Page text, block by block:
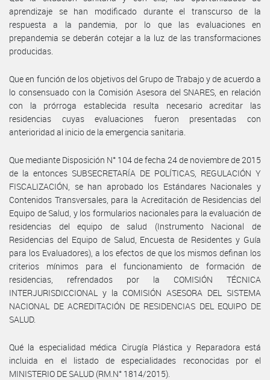
aprendizaje se han modificado durante el transcurso de la
respuesta a la pandemia, por lo que las evaluaciones en
prepandemia se deberán cotejar a la luz de las transformaciones
producidas.
Que en función de los objetivos del Grupo de Trabajo y de acuerdo a
lo consensuado con la Comisión Asesora del SNARES, en relación
con la prórroga establecida resulta necesario acreditar las
residencias cuyas evaluaciones fueron presentadas con
anterioridad al inicio de la emergencia sanitaria.
Que mediante Disposición N° 104 de fecha 24 de noviembre de 2015
de la entonces SUBSECRETARÍA DE POLÍTICAS, REGULACIÓN Y
FISCALIZACIÓN, se han aprobado los Estándares Nacionales y
Contenidos Transversales, para la Acreditación de Residencias del
Equipo de Salud, y los formularios nacionales para la evaluación de
residencias del equipo de salud (Instrumento Nacional de
Residencias del Equipo de Salud, Encuesta de Residentes y Guía
para los Evaluadores), a los efectos de que los mismos definan los
criterios mínimos para el funcionamiento de formación de
residencias, refrendados por la COMISIÓN TÉCNICA
INTERJURISDICCIONAL y la COMISIÓN ASESORA DEL SISTEMA
NACIONAL DE ACREDITACIÓN DE RESIDENCIAS DEL EQUIPO DE
SALUD.
Qué la especialidad médica Cirugía Plástica y Reparadora está
incluida en el listado de especialidades reconocidas por el
MINISTERIO DE SALUD (RM.N° 1814/2015).